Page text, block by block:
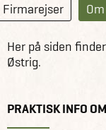
Firmarejser
Her på siden
Østrig.
PRAKTISK INFO